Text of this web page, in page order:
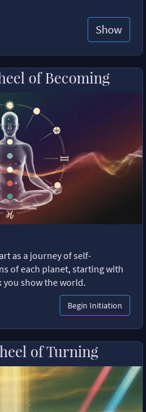
Show
of Becoming
as a journey of self-
of each planet, starting with
show the world.
Begin Initiation
of Turning